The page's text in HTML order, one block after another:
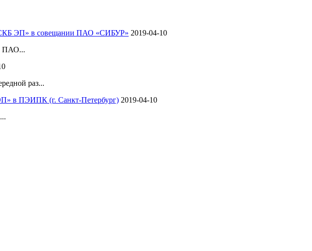
ЭП» в совещании ПАО «СИБУР» 2019-04-10
ПАО...
раз...
в ПЭИПК (г. Санкт-Петербург) 2019-04-10